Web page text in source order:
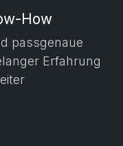
How
passgenaue
Erfahrung